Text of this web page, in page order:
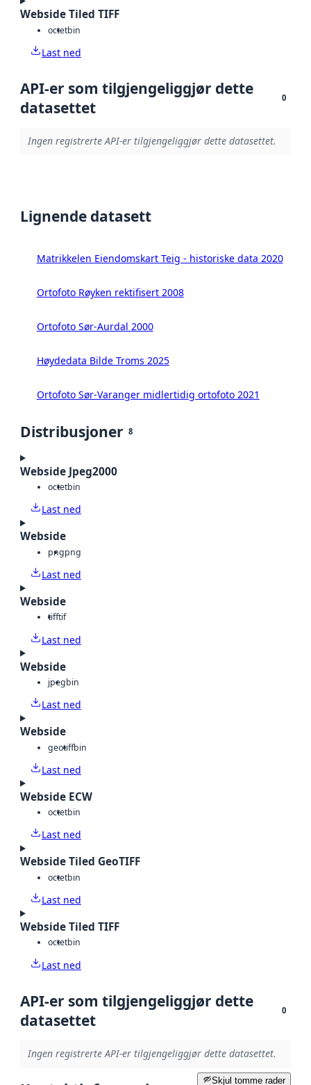
Webside Tiled TIFF
octetbin
Last ned
API-er som tilgjengeliggjør dette
datasettet
0
Ingen registrerte API-er tilgjengeliggjør dette datasettet.
Lignende datasett
Matrikkelen Eiendomskart Teig - historiske data 2020
Ortofoto Røyken rektifisert 2008
Ortofoto Sør-Aurdal 2000
Høydedata Bilde Troms 2025
Ortofoto Sør-Varanger midlertidig ortofoto 2021
Distribusjoner 8
Webside Jpeg2000
octetbin
Last ned
Webside
pngpng
Last ned
Webside
tifftif
Last ned
Webside
jpegbin
Last ned
Webside
geotiffbin
Last ned
Webside ECW
octetbin
Last ned
Webside Tiled GeoTIFF
octetbin
Last ned
Webside Tiled TIFF
octetbin
Last ned
API-er som tilgjengeliggjør dette
datasettet
0
Ingen registrerte API-er tilgjengeliggjør dette datasettet.
Skjul tomme rader